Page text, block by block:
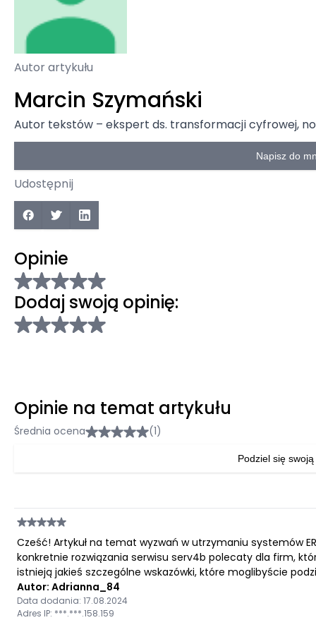
Autor artykułu
Marcin Szymański
Autor tekstów – ekspert ds. transformacji cyfrowej,
Napisz do
Udostępnij
Opinie
Dodaj swoją opinię:
Opinie na temat artykułu
Średnia ocena (1)
Podziel się
Cześć! Artykuł na temat wyzwań w utrzymaniu systemów
konkretnie rozwiązania serwisu serv4b polecaty dla firm,
istnieją jakieś szczególne wskazówki, które moglibyście
Autor: Adrianna_84
Data dodania: 17.08.2024
Adres IP: ***.***.158.159